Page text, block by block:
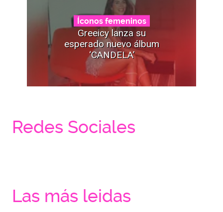
Íconos femeninos
Greeicy lanza su
esperado nuevo álbum
‘CANDELA’
Redes Sociales
Las más leidas